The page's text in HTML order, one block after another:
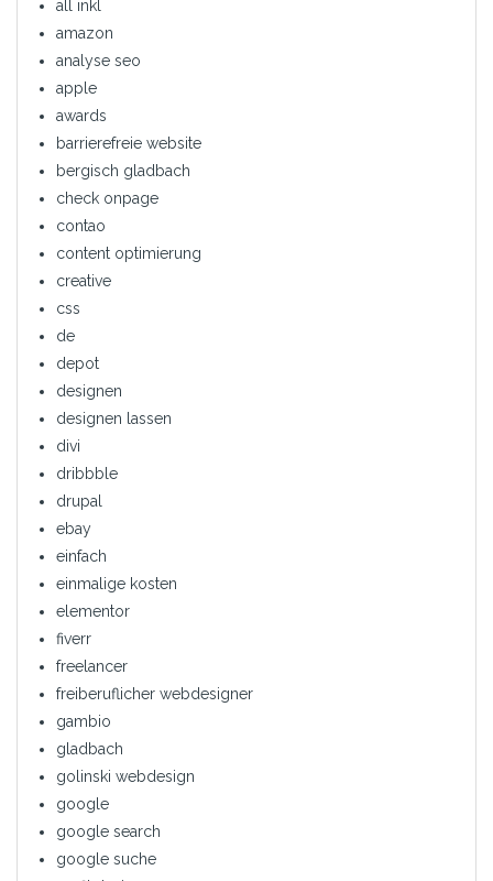
all inkl
amazon
analyse seo
apple
awards
barrierefreie website
bergisch gladbach
check onpage
contao
content optimierung
creative
css
de
depot
designen
designen lassen
divi
dribbble
drupal
ebay
einfach
einmalige kosten
elementor
fiverr
freelancer
freiberuflicher webdesigner
gambio
gladbach
golinski webdesign
google
google search
google suche